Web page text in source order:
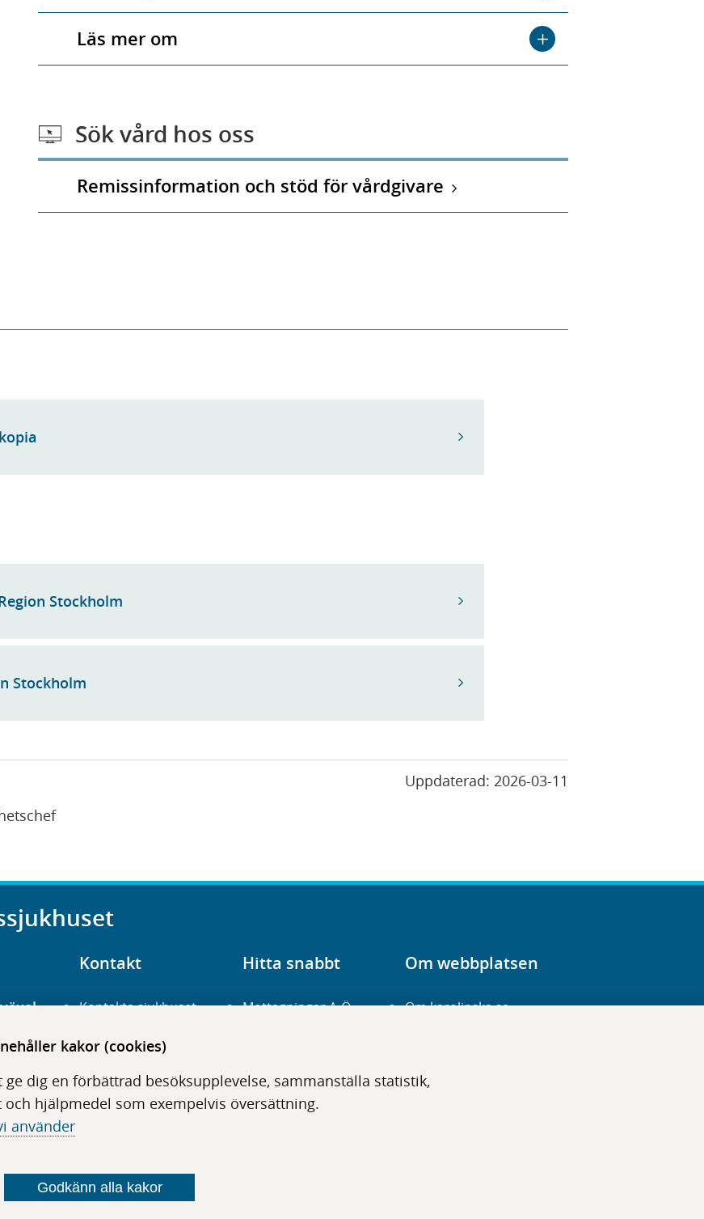
kakor (cookies)
dig en förbättrad besöksupplevelse, sammanställa statistik,
hjälpmedel som exempelvis översättning.
använder
Godkänn alla kakor
Läs mer om
Sök vård hos oss
Remissinformation och stöd för vårdgivare
Stockholm
Stockholm
Uppdaterad: 2026-03-11
3
Kontakt
Kontakta sjukhuset
Hitta hit
Press
Hitta snabbt
Mottagningar A-Ö
Digitala tjänster
Om webbplatsen
Om karolinska.se
Tillgänglighet